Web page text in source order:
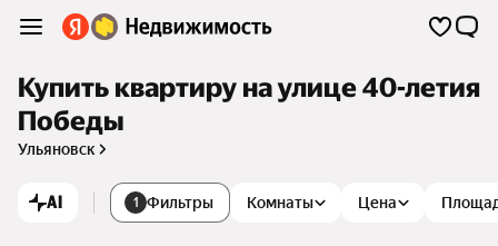
Купить квартиру на улице 40-летия
Победы
Ульяновск
AI 1 Фильтры Комнаты Цена